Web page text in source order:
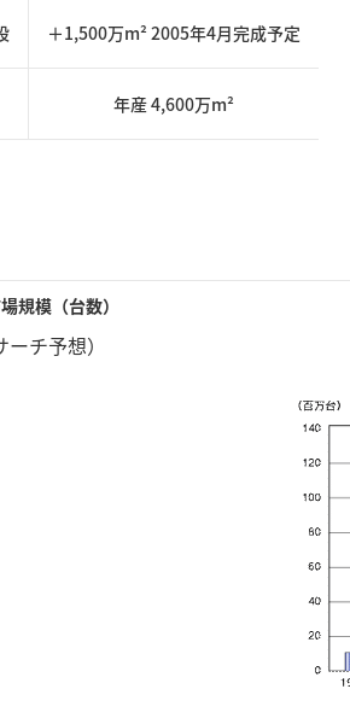
＋1,500万m² 2005年4月完成予定
年産 4,600万m²
規模（台数）
チ予想）